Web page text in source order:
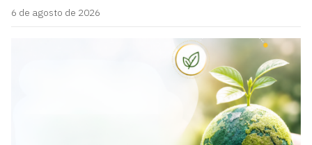
6 de agosto de 2026